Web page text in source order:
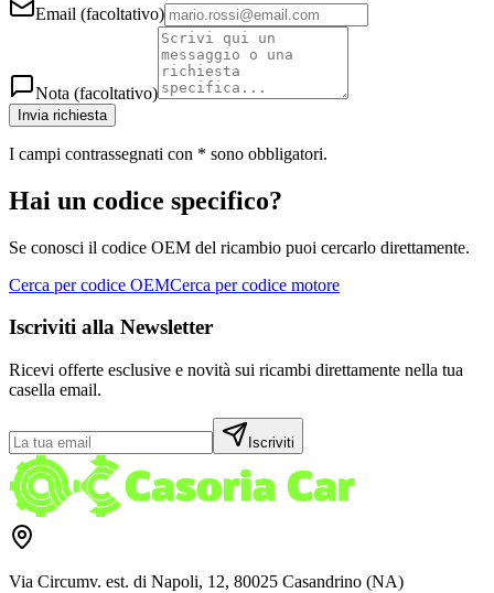
Email (facoltativo)
Nota (facoltativo)
Invia richiesta
I campi contrassegnati con * sono obbligatori.
Hai un codice specifico?
Se conosci il codice OEM del ricambio puoi cercarlo direttamente.
Cerca per codice OEMCerca per codice motore
Iscriviti alla Newsletter
Ricevi offerte esclusive e novità sui ricambi direttamente nella tua
casella email.
Iscriviti
Via Circumv. est. di Napoli, 12, 80025 Casandrino (NA)